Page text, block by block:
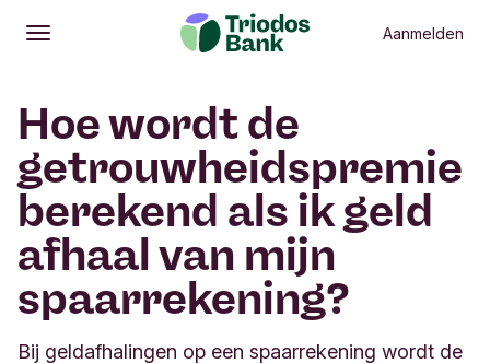
Openen
Hoofdmenu Aanmelden
Hoe wordt de
getrouwheidspremie
berekend als ik geld
afhaal van mijn
spaarrekening?
Bij geldafhalingen op een spaarrekening wordt de